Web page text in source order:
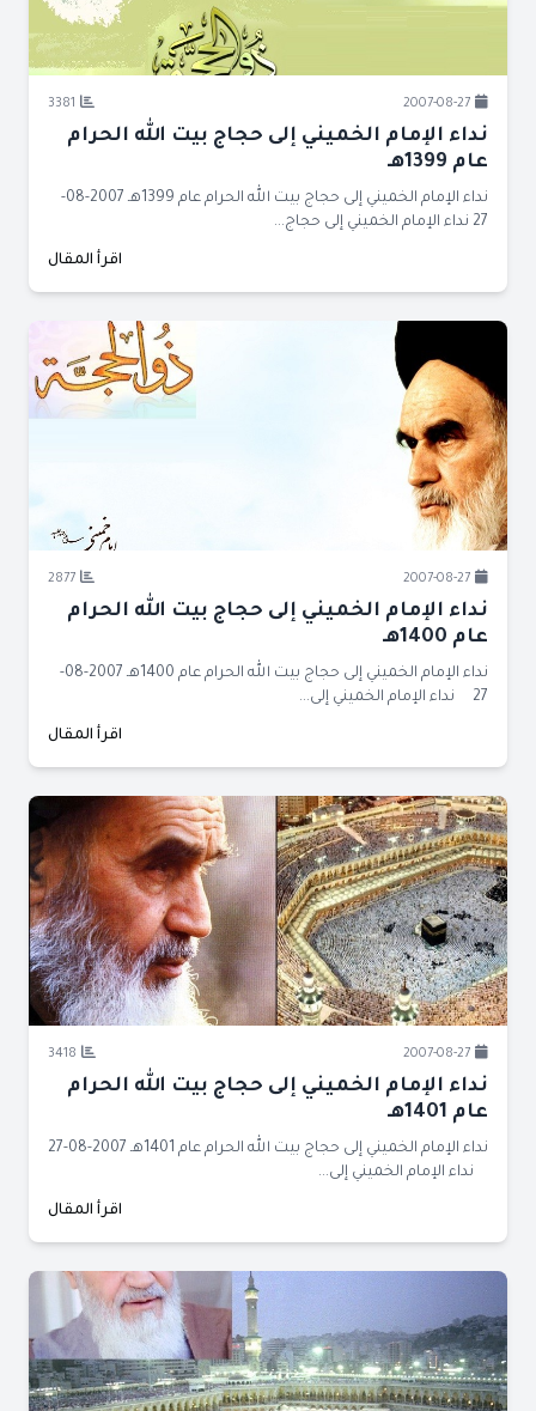
2007-08-27
3381
نداء الإمام الخميني إلى حجاج بيت الله الحرام
عام 1399هـ
نداء الإمام الخميني إلى حجاج بيت الله الحرام عام 1399هـ 2007-08-
27 نداء الإمام الخميني إلى حجاج...
اقرأ المقال
2007-08-27
2877
نداء الإمام الخميني إلى حجاج بيت الله الحرام
عام 1400هـ
نداء الإمام الخميني إلى حجاج بيت الله الحرام عام 1400هـ 2007-08-
27 نداء الإمام الخميني إلى...
اقرأ المقال
2007-08-27
3418
نداء الإمام الخميني إلى حجاج بيت الله الحرام
عام 1401هـ
نداء الإمام الخميني إلى حجاج بيت الله الحرام عام 1401هـ 2007-08-27
نداء الإمام الخميني إلى...
اقرأ المقال